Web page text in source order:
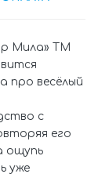
Мила» ТМ
про весёлый
с
его
ощупь
уже